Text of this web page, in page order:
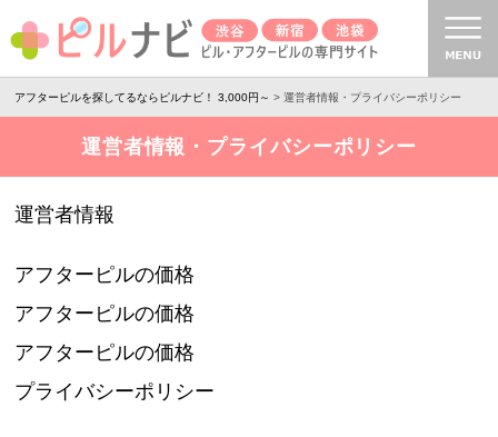
アフターピルを探してるならピルナビ！ 3,000円～ > 運営者情報・プライバシーポリシー
運営者情報・プライバシーポリシー
運営者情報
アフターピルの価格
アフターピルの価格
アフターピルの価格
プライバシーポリシー